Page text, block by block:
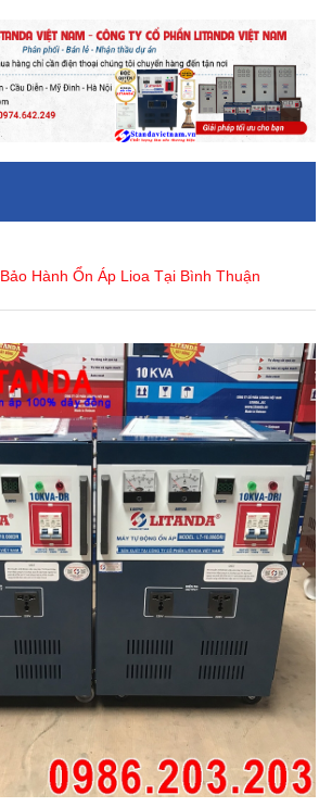
Bảo Hành Ổn Áp Lioa Tại Bình Thuận